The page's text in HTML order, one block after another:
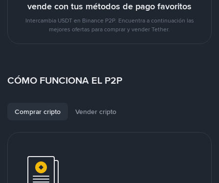
vende con tus métodos de pago favoritos
Intercambia USDT en Binance P2P. Encuentra a continuación las
mejores ofertas para comprar y vender Tether.
CÓMO FUNCIONA EL P2P
Comprar cripto Vender cripto